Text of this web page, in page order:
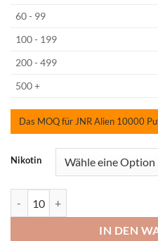
60 - 99
100 - 199
200 - 499
500 +
Das MOQ für JNR Alien 10000
Nikotin
IN DEN